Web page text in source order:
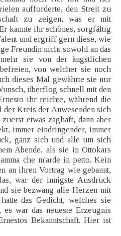
aufforderte, den Streit zu
zu zeigen, was er mit
kannte ihr schönes, sorgfältig
und ergriff gern diese, wie
Freundin nicht sowohl an das
sie von der ängstlichen
von welcher sie noch
dieses Mal gewährte sie nur
überflog schnell mit den
ihr reichte, während die
Kreis der Anwesenden sich
etwas zaghaft, dann aber
immer eindringender, immer
ganz sich und alle um sich
Abende, als sie in Ottokars
che m'arde in petto. Kein
an ihren Vortrag wie gebannt,
war der innigste Ausdruck
sie bezwang alle Herzen mit
das Gedicht, welches sie
war das neueste Erzeugnis
Bekanntschaft. Hier ist